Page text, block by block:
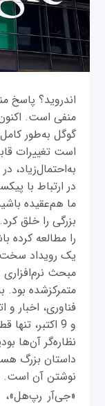
منفی است.
گوگل به‌طور
است تغییرات
به‌احتمال‌زیاد،
یک رویداد
مبحث
متمرکزشده بود.
و 9 اکتبر،
نظاره‌گر آن‌ها
داستان بزرگ
نوشتن آن است.
«جی‌آر رپ‌هل»،